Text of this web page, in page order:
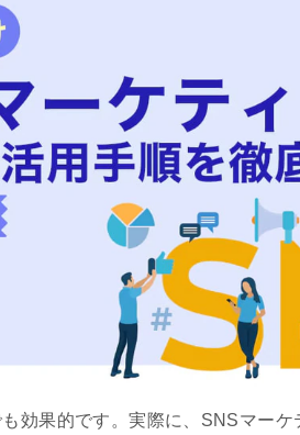
効果的です。実際に、SNSマー